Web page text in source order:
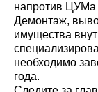
напротив ЦУМа
Демонтаж,
имущества
необходимо
года.